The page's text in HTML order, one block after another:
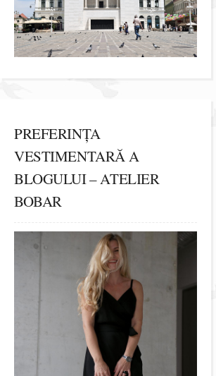
PREFERINȚA
VESTIMENTARĂ A
BLOGULUI – ATELIER
BOBAR